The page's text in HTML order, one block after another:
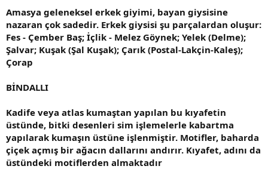
Amasya geleneksel erkek giyimi, bayan giysisine
nazaran çok sadedir. Erkek giysisi şu parçalardan oluşur:
Fes - Çember Baş; İçlik - Melez Göynek; Yelek (Delme);
Şalvar; Kuşak (Şal Kuşak); Çarık (Postal-Lakçin-Kaleş);
Çorap
BİNDALLI
Kadife veya atlas kumaştan yapılan bu kıyafetin
üstünde, bitki desenleri sim işlemelerle kabartma
yapılarak kumaşın üstüne işlenmiştir. Motifler, baharda
çiçek açmış bir ağacın dallarını andırır. Kıyafet, adını da
üstündeki motiflerden almaktadır